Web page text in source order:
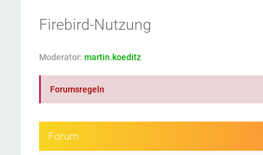
Firebird-Nutzung
Moderator: martin.koeditz
Forumsregeln
Forum